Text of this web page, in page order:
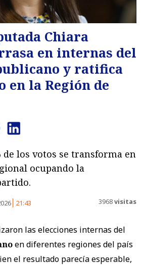
Chiara
en internas del
y ratifica
en la Región de
de los votos se transforma en
ocupando la
21:43 3968visitas
las elecciones internas del
en diferentes regiones del país
el resultado parecía esperable,